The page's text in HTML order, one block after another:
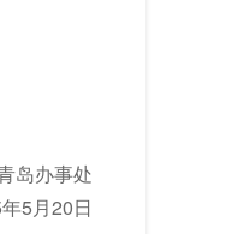
岛办事处
5月20日